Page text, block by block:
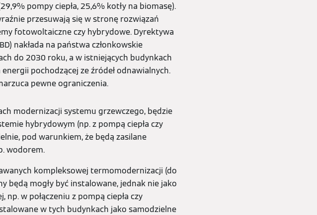
pompy ciepła, 25,6% kotły na biomasę).
przesuwają się w stronę rozwiązań
fotowoltaiczne czy hybrydowe. Dyrektywa
nakłada na państwa członkowskie
do 2030 roku, a w istniejących budynkach
pochodzącej ze źródeł odnawialnych.
pewne ograniczenia.
modernizacji systemu grzewczego, będzie
hybrydowym (np. z pompą ciepła czy
pod warunkiem, że będą zasilane
wodorem.
kompleksowej termomodernizacji (do
będą mogły być instalowane, jednak nie jako
np. w połączeniu z pompą ciepła czy
w tych budynkach jako samodzielne